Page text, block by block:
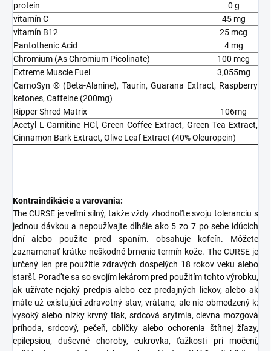
proteín
0 g
vitamín C
45 mg
vitamín B12
25 mcg
Pantothenic Acid
4 mg
Chromium (As Chromium Picolinate)
100 mcg
Extreme Muscle Fuel
3,055mg
CarnoSyn ® (Beta-Alanine), Taurín, Guarana Extract, Raspberry
ketones, Caffeine (200mg)
Ripper Shred Matrix
106mg
Acetyl L-Carnitine HCl, Green Coffee Extract, Green Tea Extract,
Cinnamon Bark Extract, Olive Leaf Extract (40% Oleuropein)
Kontraindikácie a varovania:
The CURSE je veľmi silný, takže vždy zhodnoťte svoju toleranciu s
jednou dávkou a nepoužívajte dlhšie ako 5 zo 7 po sebe idúcich
dní alebo použite pred spaním. obsahuje kofeín. Môžete
zaznamenať krátke neškodné brnenie termín kože. The CURSE je
určený len pre použitie zdravých dospelých 18 rokov veku alebo
starší. Poraďte sa so svojím lekárom pred použitím tohto výrobku,
ak užívate nejaký predpis alebo cez predajných liekov, alebo ak
máte už existujúci zdravotný stav, vrátane, ale nie obmedzený k:
vysoký alebo nízky krvný tlak, srdcová arytmia, cievna mozgová
príhoda, srdcový, pečeň, obličky alebo ochorenia štítnej žľazy,
epilepsiou, duševné choroby, cukrovka, ťažkosti pri močení,